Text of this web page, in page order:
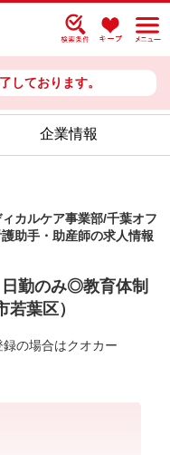
しております。
企業情報
カルケア事業部/千葉オフ
助手・助産師の求人情報
日勤のみ◎教育体制
葉区）
の場合はクオカー